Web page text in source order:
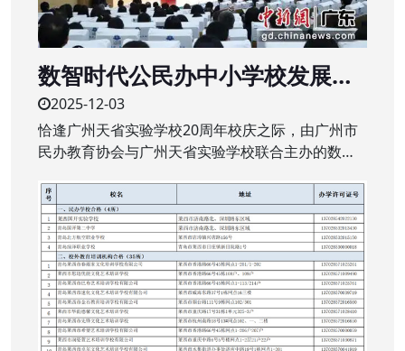
数智时代公民办中小学校发展新
生态研讨会举行
2025-12-03
恰逢广州天省实验学校20周年校庆之际，由广州市
民办教育协会与广州天省实验学校联合主办的数智
校举行。